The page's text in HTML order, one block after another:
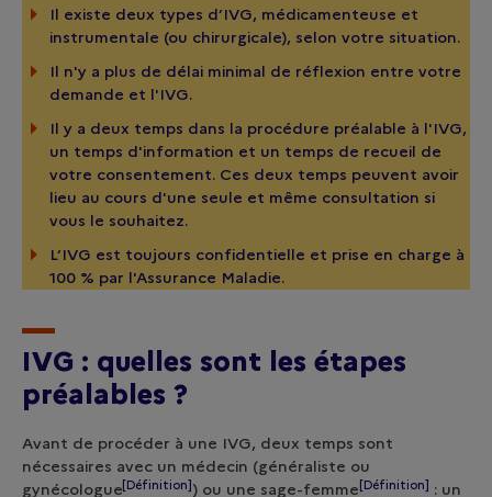
Il existe deux types d’IVG, médicamenteuse et
instrumentale (ou chirurgicale), selon votre situation.
Il n'y a plus de délai minimal de réflexion entre votre
demande et l'IVG.
Il y a deux temps dans la procédure préalable à l'IVG,
un temps d'information et un temps de recueil de
votre consentement. Ces deux temps peuvent avoir
lieu au cours d'une seule et même consultation si
vous le souhaitez.
L’IVG est toujours confidentielle et prise en charge à
100 % par l'Assurance Maladie.
IVG : quelles sont les étapes
préalables ?
Avant de procéder à une IVG, deux temps sont
nécessaires avec un médecin (généraliste ou
gynécologue[Définition] ) ou une sage-femme [Définition] : un